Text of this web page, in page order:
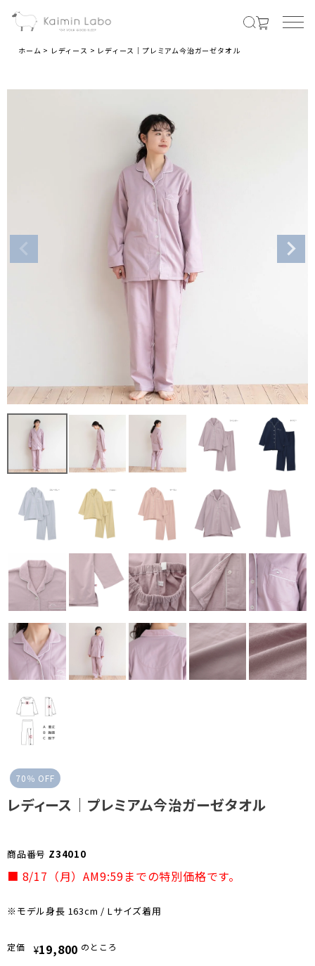
夏の涼しい素材
冬のあったか素材
GIFT
GOODS
ログイン / 会員登録
お気に入り
お問い合わせ
ホーム レディース レディース｜プレミアム今治ガーゼタオル
70％ OFF
レディース｜プレミアム今治ガーゼタオル
商品番号 Z34010
■ 8/17（月）AM9:59までの特別価格です。
※モデル身長 163cm / Lサイズ着用
定価 ¥19,800 のところ